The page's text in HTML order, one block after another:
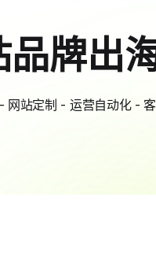
牌出
网站定制 - 运营自动化 -